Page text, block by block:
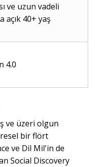
ve uzun vadeli
açık 40+ yaş
4.0
ve üzeri olgun
bir flört
ve Dil Mil'in de
Social Discovery